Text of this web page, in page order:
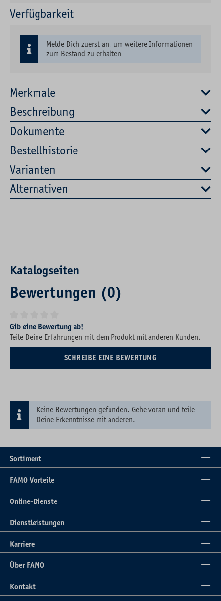
Merkmale
Beschreibung
Dokumente
Bestellhistorie
Varianten
Alternativen
Verfügbarkeit
Melde Dich zuerst an, um weitere Informationen
zum Bestand zu erhalten
Katalogseiten
Bewertungen (0)
Durchschnittliche Bewertung von 0 von 5 Sternen
Gib eine Bewertung ab!
Teile Deine Erfahrungen mit dem Produkt mit anderen Kunden.
SCHREIBE EINE BEWERTUNG
Keine Bewertungen gefunden. Gehe voran und teile
Deine Erkenntnisse mit anderen.
Sortiment
FAMO Vorteile
Online-Dienste
Dienstleistungen
Karriere
Über FAMO
Kontakt